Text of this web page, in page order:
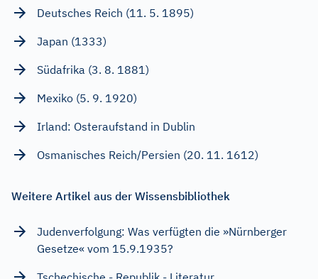
Deutsches Reich (11. 5. 1895)
Japan (1333)
Südafrika (3. 8. 1881)
Mexiko (5. 9. 1920)
Irland: Osteraufstand in Dublin
Osmanisches Reich/Persien (20. 11. 1612)
Weitere Artikel aus der Wissensbibliothek
Judenverfolgung: Was verfügten die »Nürnberger
Gesetze« vom 15.9.1935?